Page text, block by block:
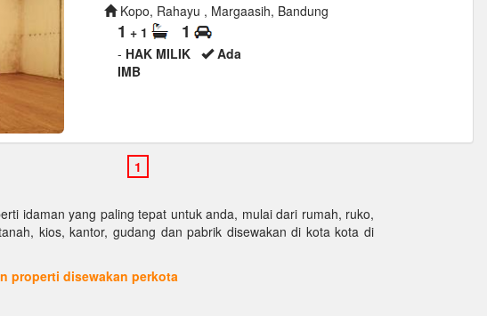
Kopo, Rahayu , Margaasih, Bandung
1 + 1 1
- HAK MILIK
Ada
IMB
idaman yang paling tepat untuk anda, mulai dari rumah, ruko,
kios, kantor, gudang dan pabrik disewakan di kota kota di
properti disewakan perkota